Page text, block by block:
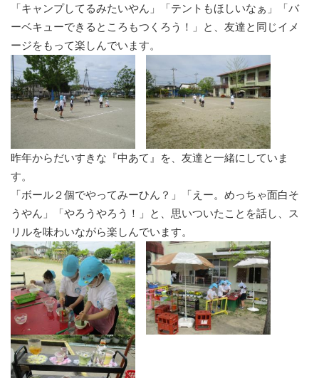
「キャンプしてるみたいやん」「テントもほしいなぁ」「バ
ーベキューできるところもつくろう！」と、友達と同じイメ
ージをもって楽しんでいます。
昨年からだいすきな『中あて』を、友達と一緒にしていま
す。
「ボール２個でやってみーひん？」「えー。めっちゃ面白そ
うやん」「やろうやろう！」と、思いついたことを話し、ス
リルを味わいながら楽しんでいます。